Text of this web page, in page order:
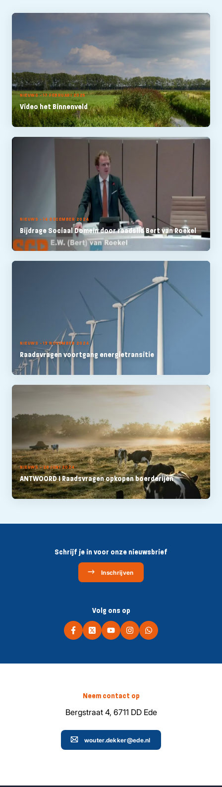
NIEUWS - 17 FEBRUARI 2025
Video het Binnenveld
NIEUWS - 14 DECEMBER 2024
Bijdrage Sociaal Domein door raadslid Bert van Roekel
NIEUWS - 13 NOVEMBER 2024
Raadsvragen voortgang energietransitie
NIEUWS - 28 JUNI 2024
ANTWOORD I Raadsvragen opkopen boerderijen
Schrijf je in voor onze nieuwsbrief
Inschrijven
Volg ons op
Neem contact op
Bergstraat 4, 6711 DD Ede
wouter.dekker@ede.nl